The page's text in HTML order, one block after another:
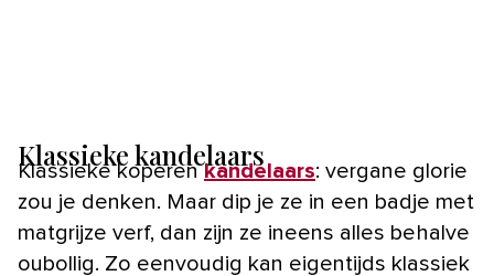
Klassieke kandelaars
Klassieke koperenkandelaars: vergane glorie
zou je denken. Maar dip je ze in een badje met
matgrijze verf, dan zijn ze ineens alles behalve
oubollig. Zo eenvoudig kan eigentijds klassiek